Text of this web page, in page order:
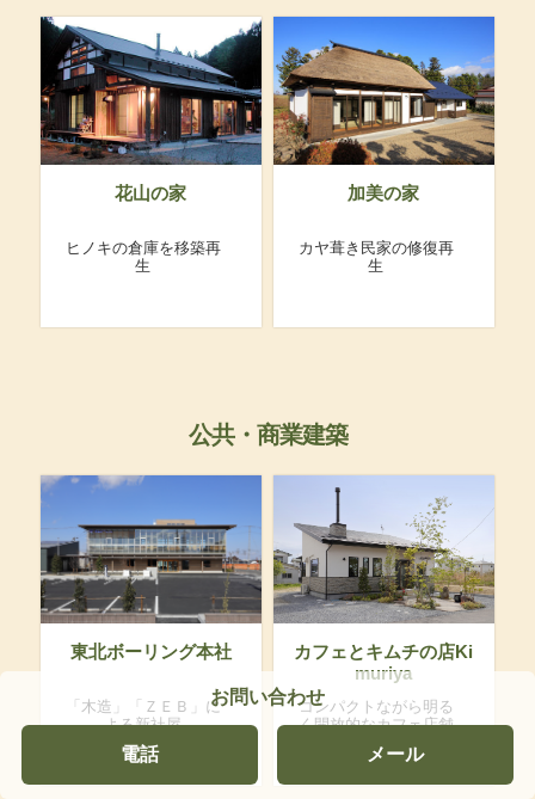
花山の家
ヒノキの倉庫を移築再
生
加美の家
カヤ葺き民家の修復再
生
公共・商業建築
東北ボーリング本社
「木造」「ＺＥＢ」に
よる新社屋
カフェとキムチの店Ki
muriya
コンパクトながら明る
く開放的なカフェ店舗
お問い合わせ
電話 メール